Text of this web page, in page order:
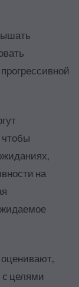
чтобы
на
целями